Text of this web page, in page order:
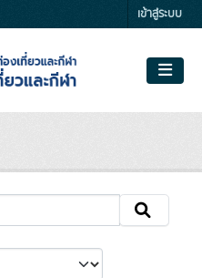
เข้าสู่ระบบ